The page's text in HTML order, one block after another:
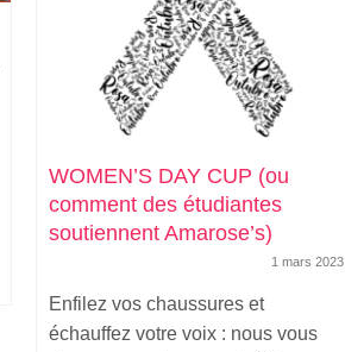
WOMEN’S DAY CUP (ou
comment des étudiantes
soutiennent Amarose’s)
1 mars 2023
Enfilez vos chaussures et
échauffez votre voix : nous vous